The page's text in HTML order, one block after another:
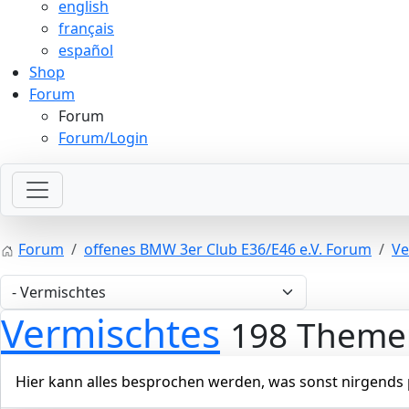
english
français
español
Shop
Forum
Forum
Forum/Login
Forum offenes BMW 3er Club E36/E46 e.V. Forum
Vermischtes 198
Hier kann alles besprochen werden, was sonst nirgends